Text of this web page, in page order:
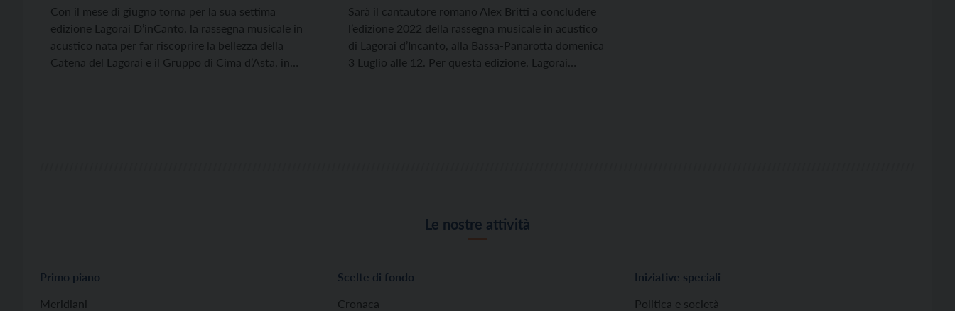
Con il mese di giugno torna per la sua settima
edizione Lagorai D’inCanto, la rassegna musicale in
acustico nata per far riscoprire la bellezza della
Catena del Lagorai e il Gruppo di Cima d’Asta, in
Sarà il cantautore romano Alex Britti a concludere
l’edizione 2022 della rassegna musicale in acustico
di Lagorai d’Incanto, alla Bassa-Panarotta domenica
3 Luglio alle 12. Per questa edizione, Lagorai
Le nostre attività
Primo piano
Meridiani
Scelte di fondo
Cronaca
Iniziative speciali
Politica e società